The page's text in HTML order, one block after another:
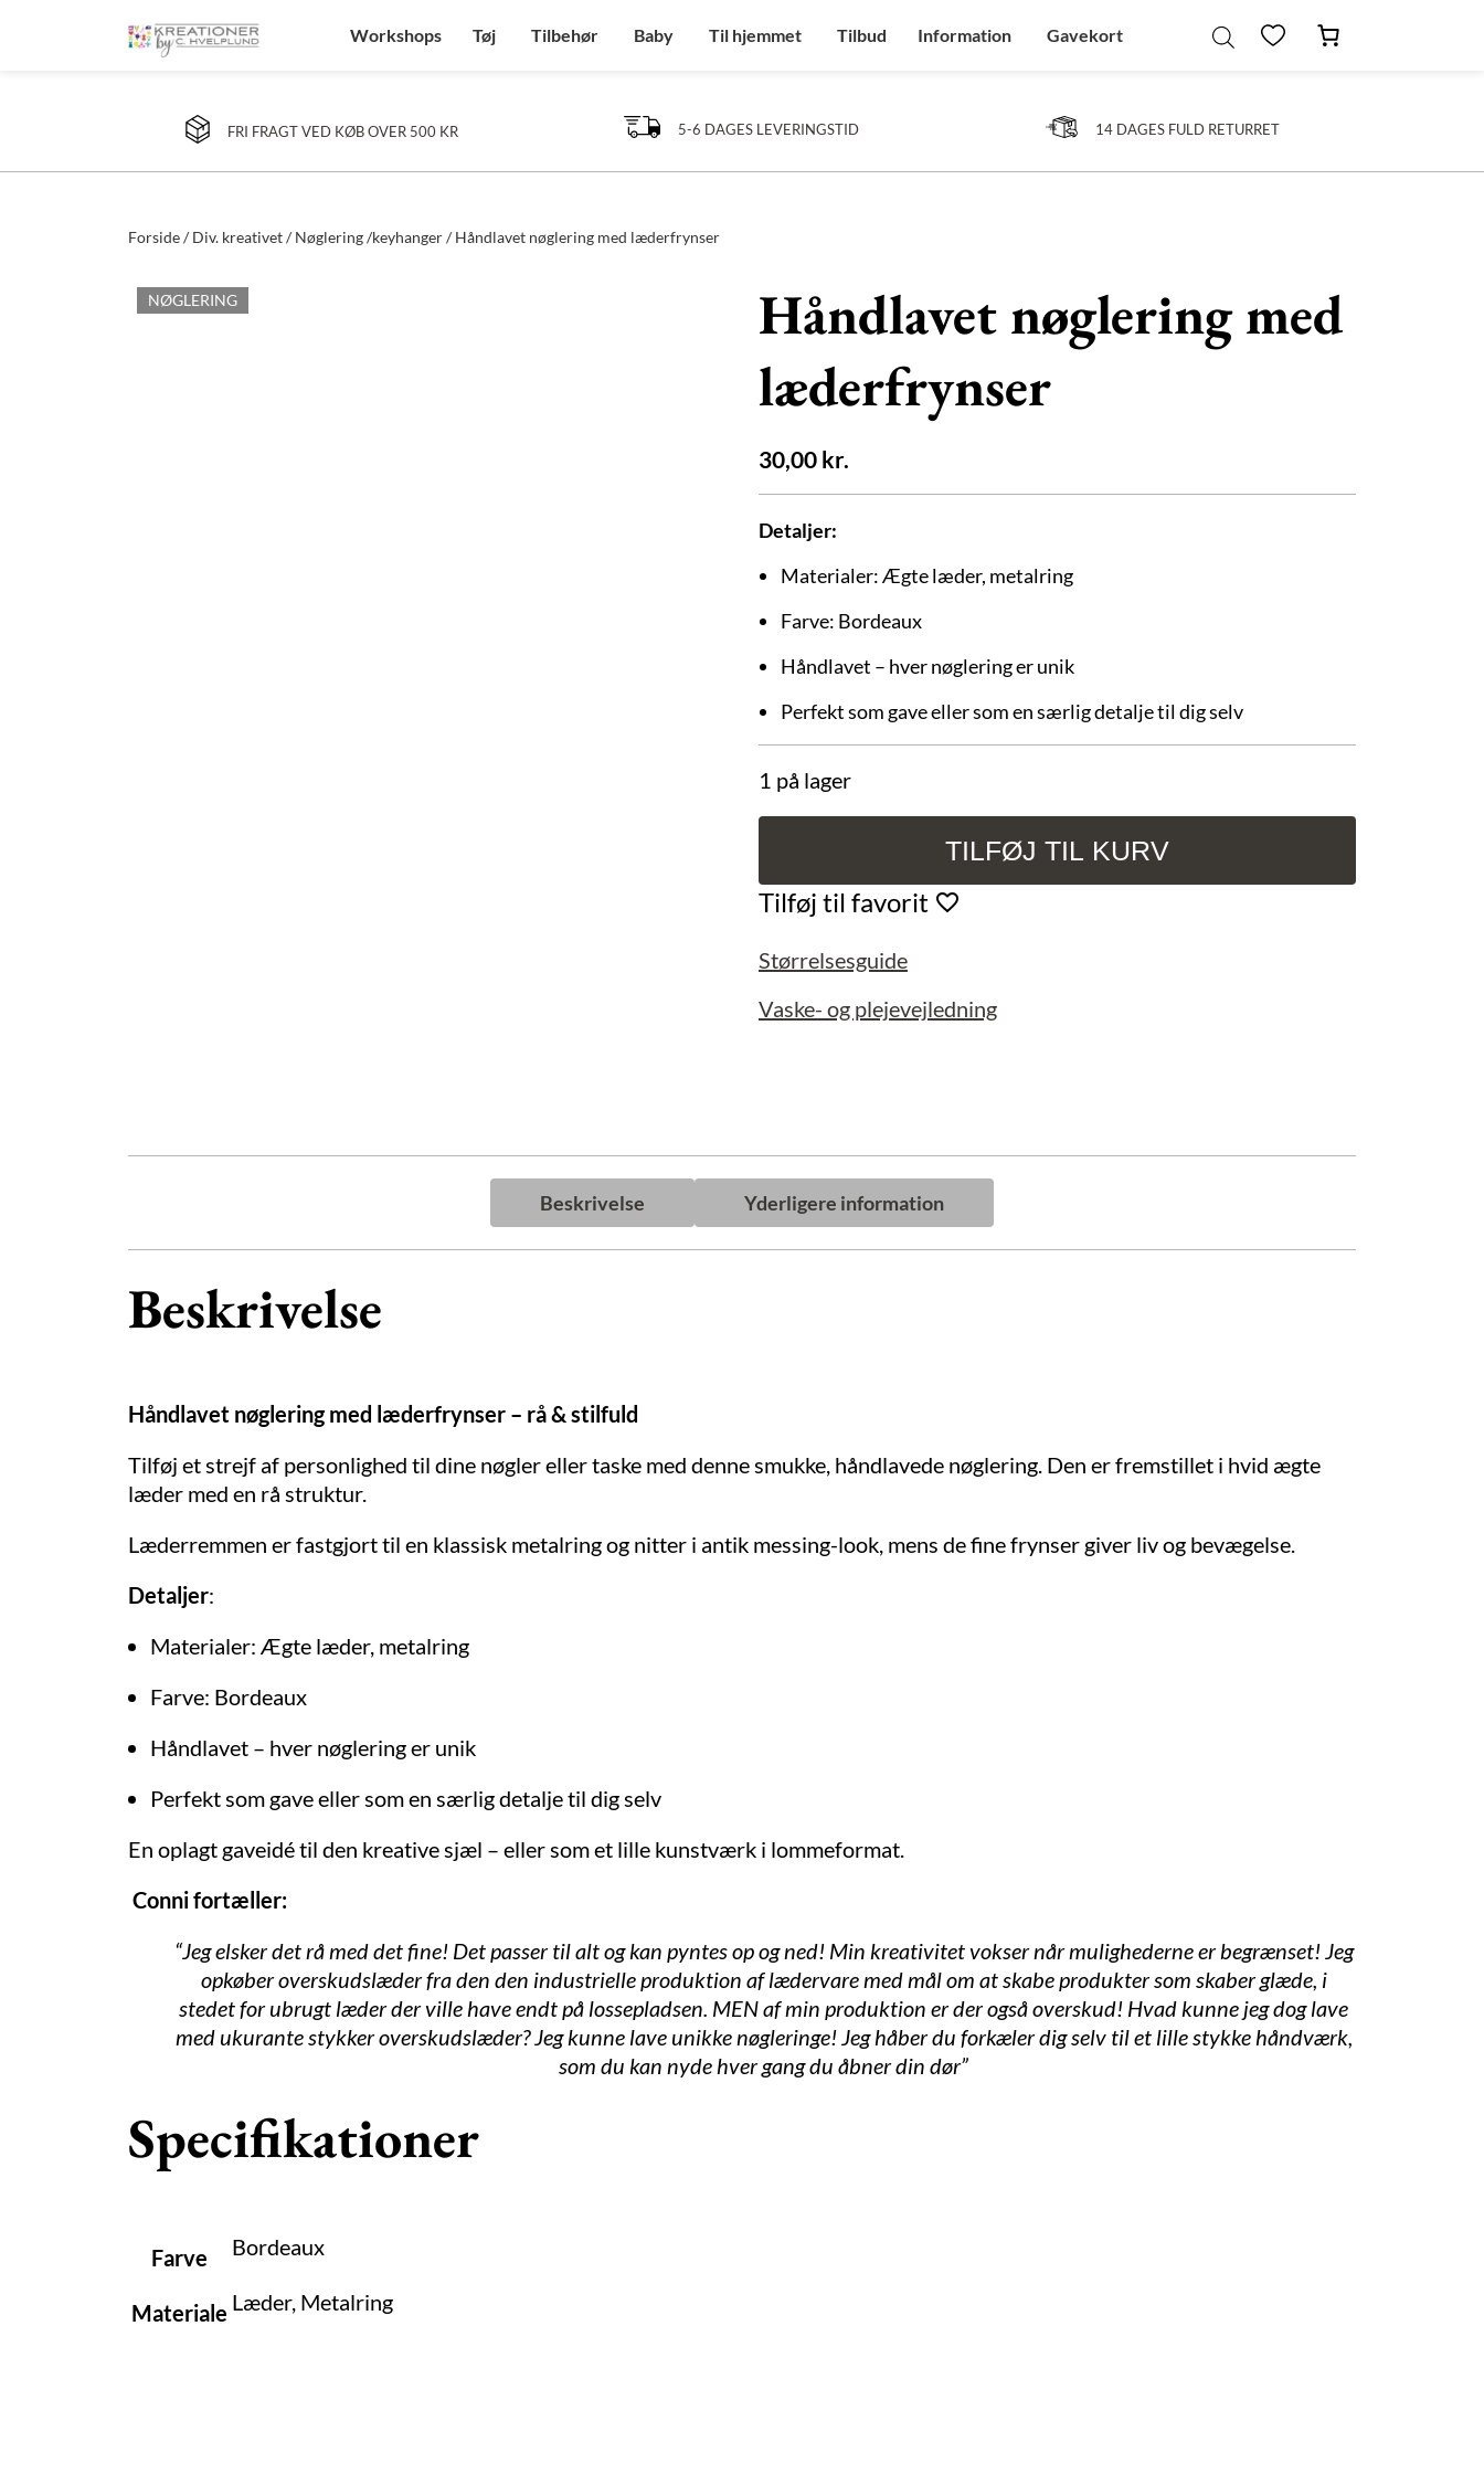
Workshops Tøj Tilbehør Baby Til hjemmet Tilbud Information Gavekort
FRI FRAGT VED KØB OVER 500 KR 5-6 DAGES LEVERINGSTID 14 DAGES FULD RETURRET
Forside/ Div. kreativet/ Nøglering /keyhanger/ Håndlavet nøglering med læderfrynser
NØGLERING
Håndlavet nøglering med
læderfrynser
30,00 kr.
Detaljer:
Materialer: Ægte læder, metalring
Farve: Bordeaux
Håndlavet – hver nøglering er unik
Perfekt som gave eller som en særlig detalje til dig selv
1 på lager
nøglering
med
læderfrynser
antal
TILFØJ TIL KURV
Tilføj til favorit
Størrelsesguide
Vaske- og plejevejledning
Beskrivelse Yderligere information
Beskrivelse
Håndlavet nøglering med læderfrynser – rå & stilfuld
Tilføj et strejf af personlighed til dine nøgler eller taske med denne smukke, håndlavede nøglering. Den er fremstillet i hvid ægte
læder med en rå struktur.
Læderremmen er fastgjort til en klassisk metalring og nitter i antik messing-look, mens de fine frynser giver liv og bevægelse.
Detaljer:
Materialer: Ægte læder, metalring
Farve: Bordeaux
Håndlavet – hver nøglering er unik
Perfekt som gave eller som en særlig detalje til dig selv
En oplagt gaveidé til den kreative sjæl – eller som et lille kunstværk i lommeformat.
Conni fortæller:
“Jeg elsker det rå med det fine! Det passer til alt og kan pyntes op og ned! Min kreativitet vokser når mulighederne er begrænset! Jeg
opkøber overskudslæder fra den den industrielle produktion af lædervare med mål om at skabe produkter som skaber glæde, i
stedet for ubrugt læder der ville have endt på lossepladsen. MEN af min produktion er der også overskud! Hvad kunne jeg dog lave
med ukurante stykker overskudslæder? Jeg kunne lave unikke nøgleringe! Jeg håber du forkæler dig selv til et lille stykke håndværk,
som du kan nyde hver gang du åbner din dør”
Specifikationer
Farve Bordeaux
Materiale Læder, Metalring